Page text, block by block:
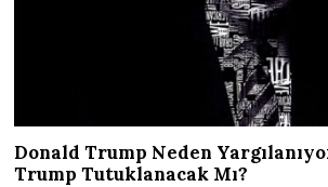
Donald Trump Neden
Trump Tutuklanacak Mı?